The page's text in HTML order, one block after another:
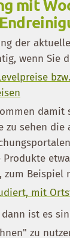
mit
der
wenn Sie
damit
zu sehen die
Produkte
zum Beispiel
mit
dann ist es
zu